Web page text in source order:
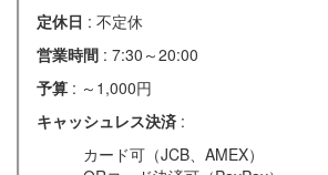
定休日 : 不定休
営業時間 : 7:30～20:00
予算 : ～1,000円
キャッシュレス決済 :
カード可（JCB、AMEX）